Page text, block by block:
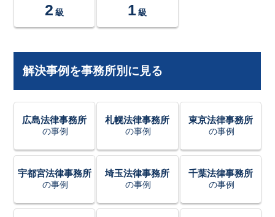
2 級 1 級
解決事例を事務所別に見る
広島法律事務所
の事例
札幌法律事務所
の事例
東京法律事務所
の事例
宇都宮法律事務所
の事例
埼玉法律事務所
の事例
千葉法律事務所
の事例